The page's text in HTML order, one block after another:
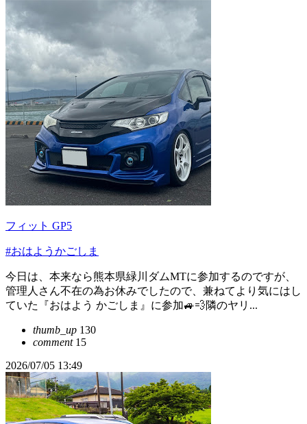
フィット GP5
#おはようかごしま
今日は、本来なら熊本県緑川ダムMTに参加するのですが、
管理人さん不在の為お休みでしたので、兼ねてより気にはし
ていた『おはよう かごしま』に参加🚙💨隣のヤリ...
thumb_up 130
comment15
2026/07/05 13:49